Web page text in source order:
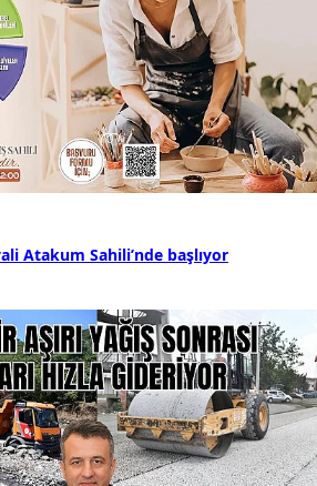
Atakum Sahili’nde başlıyor